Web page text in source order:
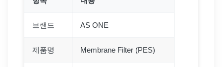
브랜드 AS ONE
제품명 Membrane Filter (PES)